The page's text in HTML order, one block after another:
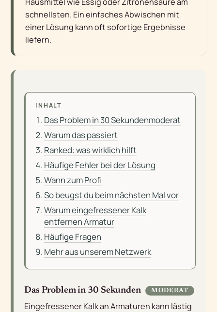
schnellsten. Ein einfaches Abwischen mit
einer Lösung kann oft sofortige Ergebnisse
liefern.
INHALT
Das Problem in 30 Sekundenmoderat
Warum das passiert
Ranked: was wirklich hilft
Häufige Fehler bei der Lösung
Wann zum Profi
So beugst du beim nächsten Mal vor
Warum eingefressener Kalk
entfernen Armatur
Häufige Fragen
Mehr aus unserem Netzwerk
Das Problem in 30 Sekunden MODERAT
Eingefressener Kalk an Armaturen kann lästig